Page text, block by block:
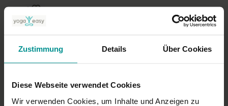
Zustimmung Details Über Cookies
Diese Webseite verwendet Cookies
Wir verwenden Cookies, um Inhalte und Anzeigen zu
0
Sehr gut und kommen erklärt, aber man sollte schon
deike F. November 27, 2016